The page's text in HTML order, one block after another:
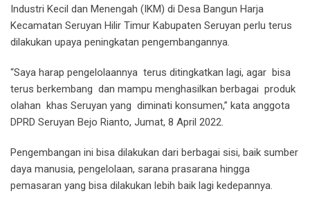
Industri Kecil dan Menengah (IKM) di Desa Bangun Harja
Kecamatan Seruyan Hilir Timur Kabupaten Seruyan perlu terus
dilakukan upaya peningkatan pengembangannya.
“Saya harap pengelolaannya terus ditingkatkan lagi, agar bisa
terus berkembang dan mampu menghasilkan berbagai produk
olahan khas Seruyan yang diminati konsumen,” kata anggota
DPRD Seruyan Bejo Rianto, Jumat, 8 April 2022.
Pengembangan ini bisa dilakukan dari berbagai sisi, baik sumber
daya manusia, pengelolaan, sarana prasarana hingga
pemasaran yang bisa dilakukan lebih baik lagi kedepannya.